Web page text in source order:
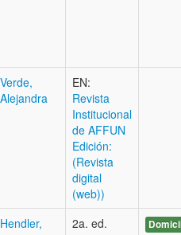
Verde,
Alejandra
EN:
Revista
Institucional
de AFFUN
Edición:
(Revista
digital
(web))
Hendler,
2a. ed.